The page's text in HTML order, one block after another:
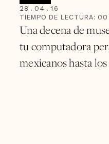
28 . 04 . 16
TIEMPO DE LECTURA: 00
Una decena de
tu computadora
mexicanos hasta